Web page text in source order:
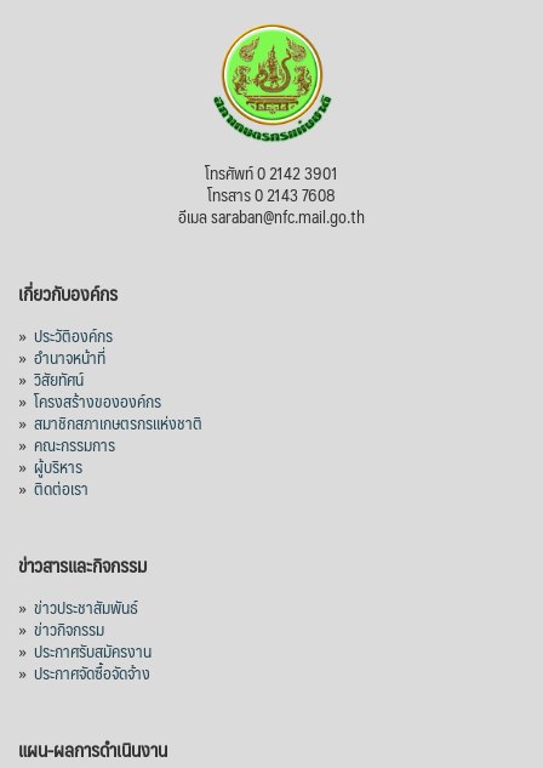
โทรศัพท์ 0 2142 3901
โทรสาร 0 2143 7608
อีเมล saraban@nfc.mail.go.th
เกี่ยวกับองค์กร
» ประวัติองค์กร
» อำนาจหน้าที่
» วิสัยทัศน์
» โครงสร้างขององค์กร
» สมาชิกสภาเกษตรกรแห่งชาติ
» คณะกรรมการ
» ผู้บริหาร
» ติดต่อเรา
ข่าวสารและกิจกรรม
» ข่าวประชาสัมพันธ์
» ข่าวกิจกรรม
» ประกาศรับสมัครงาน
» ประกาศจัดซื้อจัดจ้าง
แผน-ผลการดำเนินงาน